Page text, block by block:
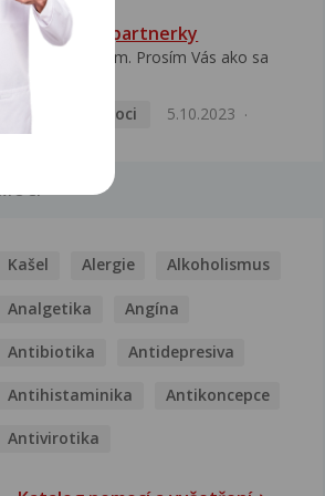
HPV typ 52 u partnerky
Dobrý deň prajem. Prosím Vás ako sa
Pohlavní nemoci
5.10.2023
Kašel Alergie Alkoholismus
Analgetika Angína
Antibiotika Antidepresiva
Antihistaminika Antikoncepce
Antivirotika